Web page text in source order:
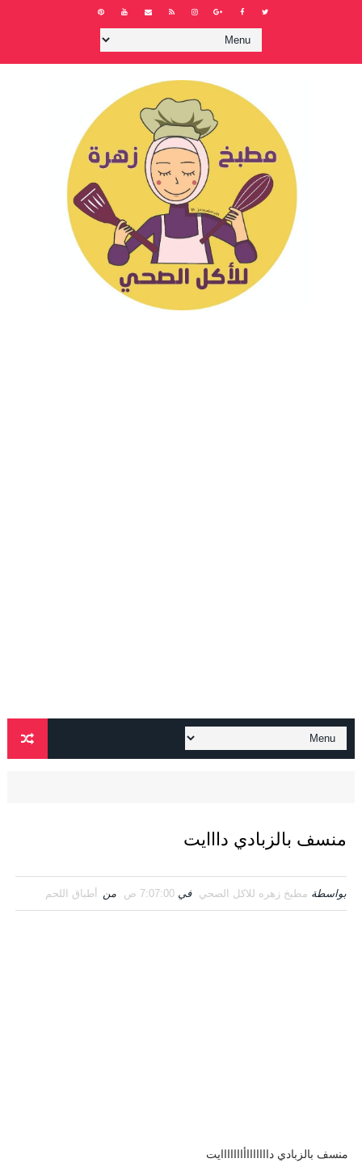
منسف بالزبادي دااايت
بواسطة مطبخ زهره للاكل الصحي في 7:07:00 ص من أطباق اللحم
منسف بالزبادي داااااااأااااااايت